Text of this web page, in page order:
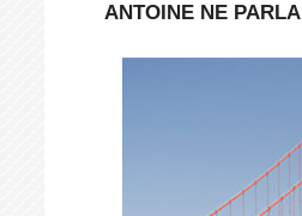
ANTOINE NE PARLA